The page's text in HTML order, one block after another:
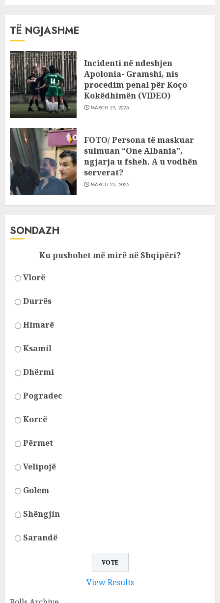
TË NGJASHME
Incidenti në ndeshjen
Apolonia- Gramshi, nis
procedim penal për Koço
Kokëdhimën (VIDEO)
MARCH 27, 2025
FOTO/ Persona të maskuar
sulmuan “One Albania”,
ngjarja u fsheh. A u vodhën
serverat?
MARCH 25, 2025
SONDAZH
Ku pushohet më mirë në Shqipëri?
Vlorë
Durrës
Himarë
Ksamil
Dhërmi
Pogradec
Korcë
Përmet
Velipojë
Golem
Shëngjin
Sarandë
View Results